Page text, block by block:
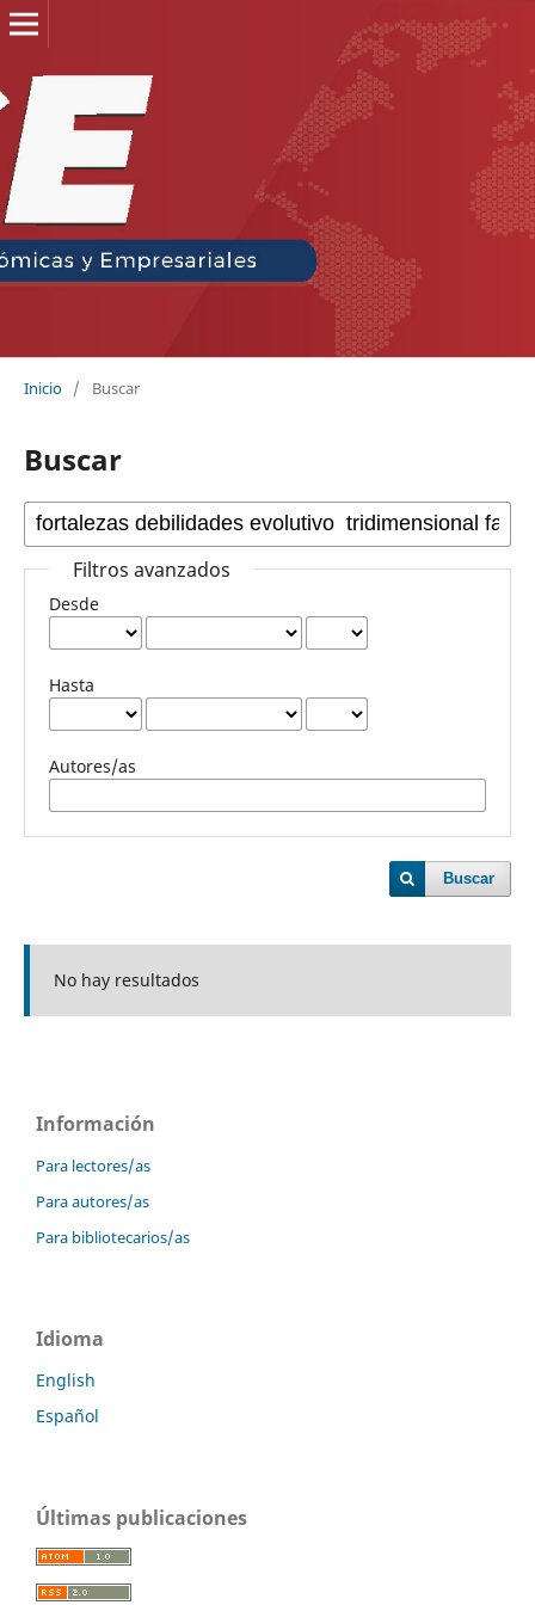
Inicio / Buscar
Buscar
Filtros avanzados
Desde
Hasta
Autores/as
Buscar
No hay resultados
Información
Para lectores/as
Para autores/as
Para bibliotecarios/as
Idioma
English
Español
Últimas publicaciones